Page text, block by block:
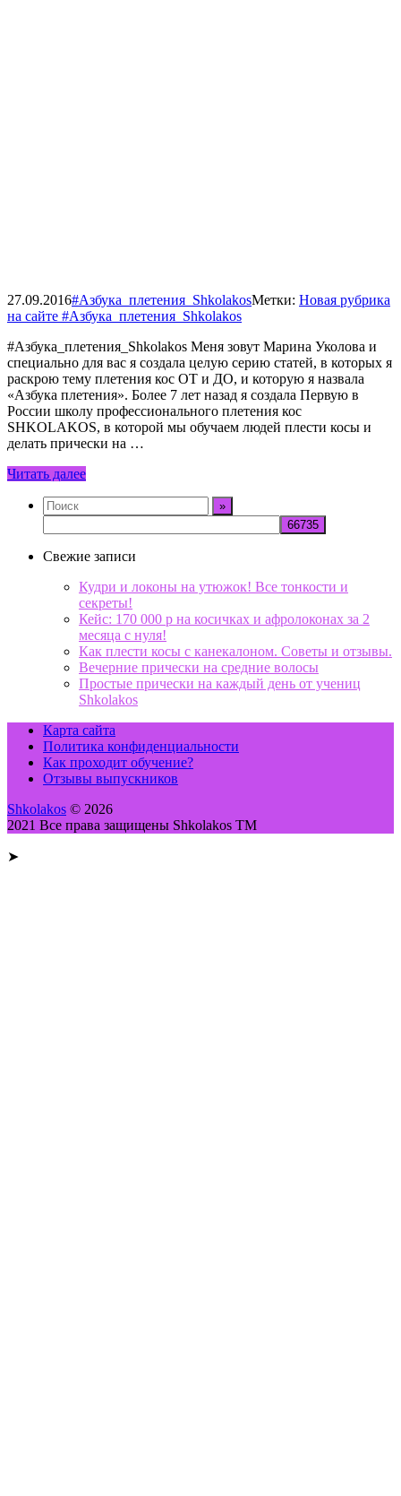
27.09.2016#Азбука_плетения_ShkolakosМетки: Новая рубрика
на сайте #Азбука_плетения_Shkolakos
#Азбука_плетения_Shkolakos Меня зовут Марина Уколова и
специально для вас я создала целую серию статей, в которых я
раскрою тему плетения кос ОТ и ДО, и которую я назвала
«Азбука плетения». Более 7 лет назад я создала Первую в
России школу профессионального плетения кос
SHKOLAKOS, в которой мы обучаем людей плести косы и
делать прически на …
Читать далее
Свежие записи
Кудри и локоны на утюжок! Все тонкости и
секреты!
Кейс: 170 000 р на косичках и афролоконах за 2
месяца с нуля!
Как плести косы с канекалоном. Советы и отзывы.
Вечерние прически на средние волосы
Простые прически на каждый день от учениц
Shkolakos
Карта сайта
Политика конфиденциальности
Как проходит обучение?
Отзывы выпускников
Shkolakos © 2026
2021 Все права защищены Shkolakos TM
➤